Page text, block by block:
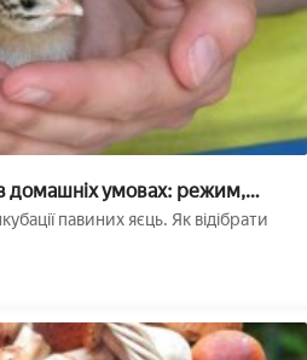
в домашніх умовах: режим,
павиних яєць. Як відібрати